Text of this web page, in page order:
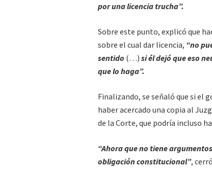
por una licencia trucha”.
Sobre este punto, explicó que
sobre el cual dar licencia, “no
sentido (…) si él dejó que eso
que lo haga”.
Finalizando, se señaló que si el
haber acercado una copia al
de la Corte, que podría incluso
“Ahora que no tiene
obligación constitucional”,